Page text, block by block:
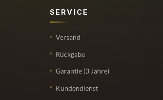
SERVICE
Versand
Rückgabe
Garantie (3 Jahre)
Kundendienst